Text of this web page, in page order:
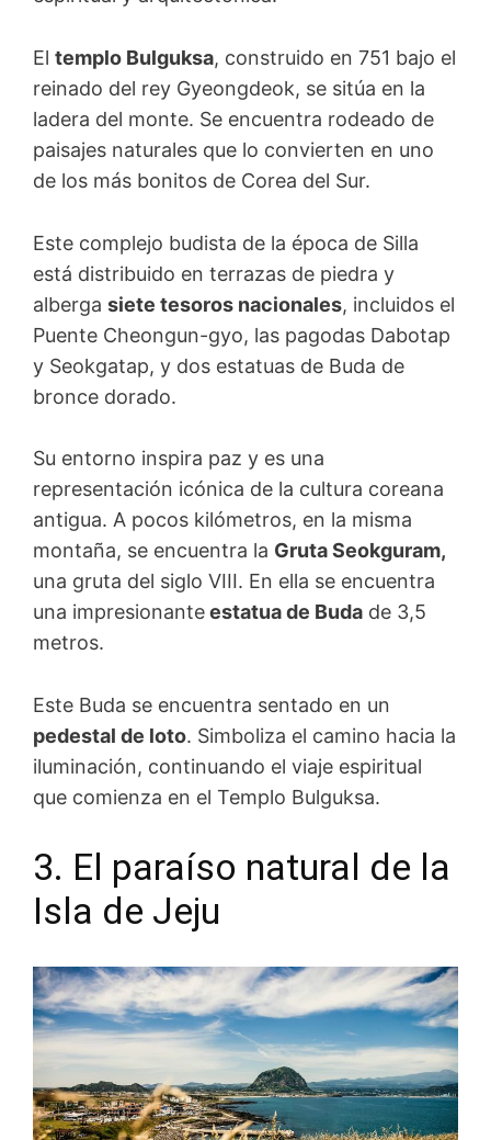
El templo Bulguksa, construido en 751 bajo el
reinado del rey Gyeongdeok, se sitúa en la
ladera del monte. Se encuentra rodeado de
paisajes naturales que lo convierten en uno
de los más bonitos de Corea del Sur.
Este complejo budista de la época de Silla
está distribuido en terrazas de piedra y
alberga siete tesoros nacionales, incluidos el
Puente Cheongun-gyo, las pagodas Dabotap
y Seokgatap, y dos estatuas de Buda de
bronce dorado.
Su entorno inspira paz y es una
representación icónica de la cultura coreana
antigua. A pocos kilómetros, en la misma
montaña, se encuentra la Gruta Seokguram,
una gruta del siglo VIII. En ella se encuentra
una impresionanteestatua de Buda de 3,5
metros.
Este Buda se encuentra sentado en un
pedestal de loto. Simboliza el camino hacia la
iluminación, continuando el viaje espiritual
que comienza en el Templo Bulguksa.
3. El paraíso natural de la
Isla de Jeju